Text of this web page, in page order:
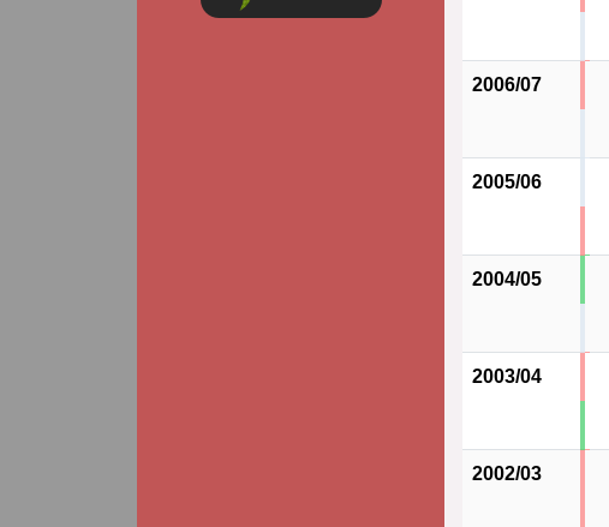
2006/07
2005/06
2004/05
2003/04
2002/03